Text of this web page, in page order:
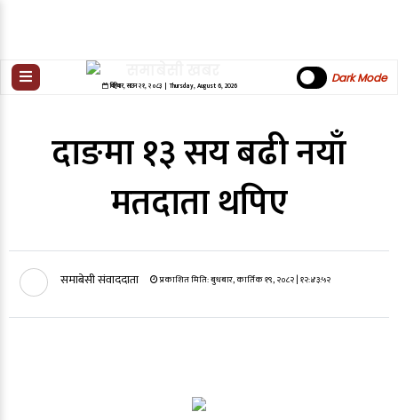
बिहिबार,साउन २१,२०८३| Thursday, August 6, 2026
Dark Mode
दाङमा १३ सय बढी नयाँ
मतदाता थपिए
समाबेसी संवाददाता प्रकाशित मिति:बुधबार, कार्तिक १९, २०८२| १२:४३:५२